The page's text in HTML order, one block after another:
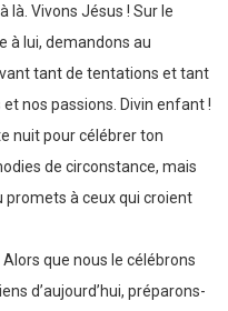
là. Vivons Jésus ! Sur le
à lui, demandons au
tant de tentations et tant
nos passions. Divin enfant !
nuit pour célébrer ton
de circonstance, mais
promets à ceux qui croient
Alors que nous le célébrons
d’aujourd’hui, préparons-